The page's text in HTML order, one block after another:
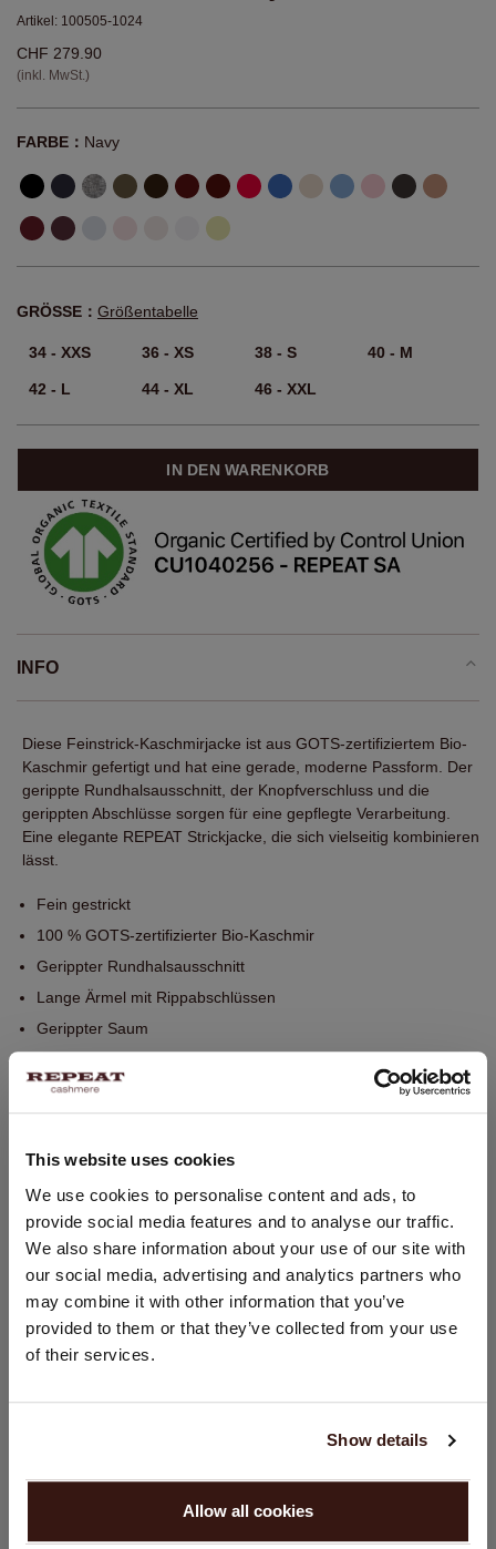
This website uses cookies
We use cookies to personalise content and ads, to
provide social media features and to analyse our traffic.
We also share information about your use of our site with
our social media, advertising and analytics partners who
may combine it with other information that you’ve
provided to them or that they’ve collected from your use
of their services.
Show details
Allow all cookies
Artikel: 100505-1024
CHF 279.90
(inkl. MwSt.)
FARBE： Navy
GRÖSSE： Größentabelle
34 - XXS 36 - XS 38 - S 40 - M
42 - L 44 - XL 46 - XXL
IN DEN WARENKORB
INFO
Diese Feinstrick-Kaschmirjacke ist aus GOTS-zertifiziertem Bio-
Kaschmir gefertigt und hat eine gerade, moderne Passform. Der
gerippte Rundhalsausschnitt, der Knopfverschluss und die
gerippten Abschlüsse sorgen für eine gepflegte Verarbeitung.
Eine elegante REPEAT Strickjacke, die sich vielseitig kombinieren
lässt.
Fein gestrickt
100 % GOTS-zertifizierter Bio-Kaschmir
Gerippter Rundhalsausschnitt
Lange Ärmel mit Rippabschlüssen
Gerippter Saum
Gerader Schnitt
Handwäsche, chemische Reinigung möglich
GRÖSSE & SCHNITT
PFLEGEHINWEISE
VERSAND & RÜCKGABE
DAS KÖNNTE IHNEN AUCH GEFALLEN
STANDORT ÄNDERN
Sie besuchen Repeat cashmere von Schweiz (CHF) aus.
Möchten Sie Ihre Standort aktualisieren?
Vereinigte Staaten ($)
WEITER